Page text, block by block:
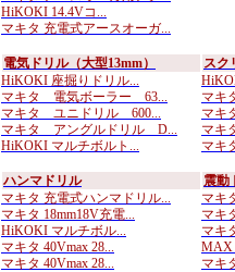
HiKOKI 14.4Vコ...
マキタ 充電式アースオーガ...
電気ドリル（大型13mm）
HiKOKI 座掘りドリル...
マキタ 電気ボーラー 63...
マキタ ユニドリル 600...
マキタ アングルドリル D...
HiKOKI マルチボルト...
スク
マキ
マキ
マキ
マキ
ハンマドリル
マキタ 充電式ハンマドリル...
マキタ 18mm18V充電...
HiKOKI マルチボル...
マキタ 40Vmax 28...
マキタ 40Vmax 28...
震動
マキ
マキ
マキ
MAX
マキ